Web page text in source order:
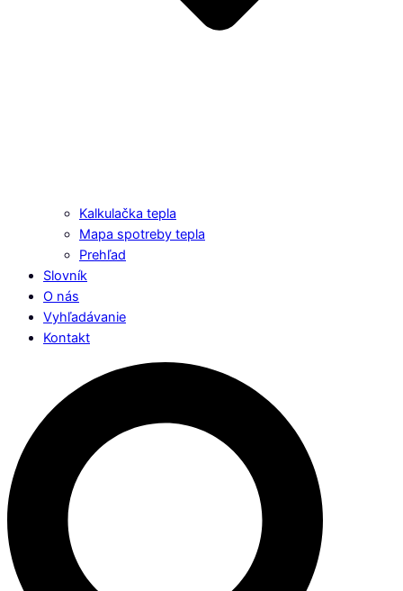
Kalkulačka tepla
Mapa spotreby tepla
Prehľad
Slovník
O nás
Vyhľadávanie
Kontakt